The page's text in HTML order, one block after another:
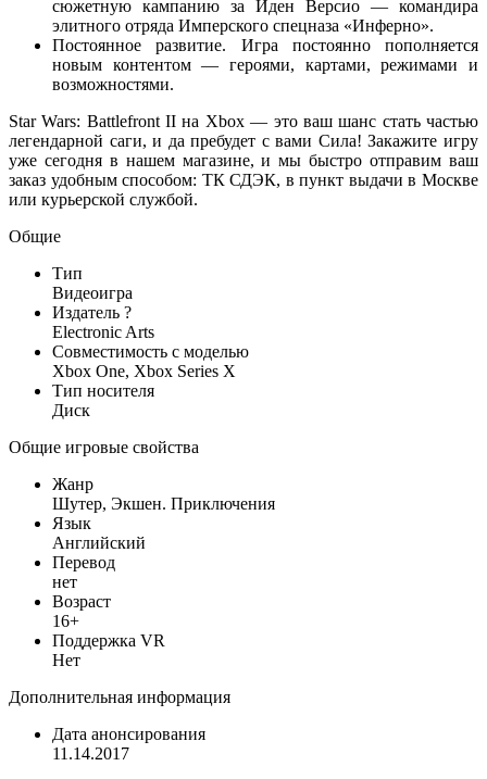
сюжетную кампанию за Иден Версио — командира
элитного отряда Имперского спецназа «Инферно».
Постоянное развитие. Игра постоянно пополняется
новым контентом — героями, картами, режимами и
возможностями.
Star Wars: Battlefront II на Xbox — это ваш шанс стать частью
легендарной саги, и да пребудет с вами Сила! Закажите игру
уже сегодня в нашем магазине, и мы быстро отправим ваш
заказ удобным способом: ТК СДЭК, в пункт выдачи в Москве
или курьерской службой.
Общие
Тип
Видеоигра
Издатель ?
Electronic Arts
Совместимость c моделью
Xbox One, Xbox Series X
Тип носителя
Диск
Общие игровые свойства
Жанр
Шутер, Экшен. Приключения
Язык
Английский
Перевод
нет
Возраст
16+
Поддержка VR
Нет
Дополнительная информация
Дата анонсирования
11.14.2017